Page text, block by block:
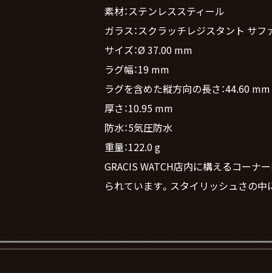
素材：ステンレススティール
ガラス：スクラッチレジスタント サ
サイズ：Ø 37.00 mm
ラグ幅：19 mm
ラグを含めた縦方向の長さ：44.60 mm
厚さ：10.95 mm
防水：5気圧防水
重量：122.0 g
GRACIS WATCH店内に構えるコーナ
られています。スタイリッシュさの